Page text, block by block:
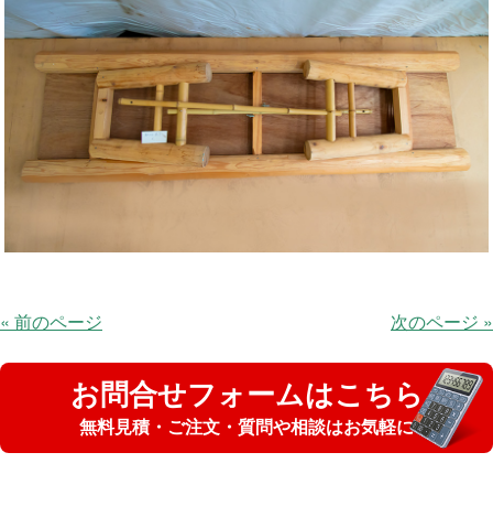
« 前のページ 次のページ »
お問合せフォームはこちら
無料見積・ご注文・質問や相談はお気軽に